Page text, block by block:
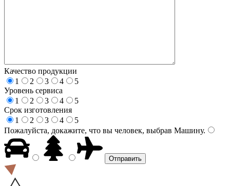
Качество продукции
1
2 3 4
5
Уровень сервиса
1
2 3 4
5
Срок изготовления
1
2 3 4
5
Пожалуйста, докажите, что вы человек, выбрав Машину.